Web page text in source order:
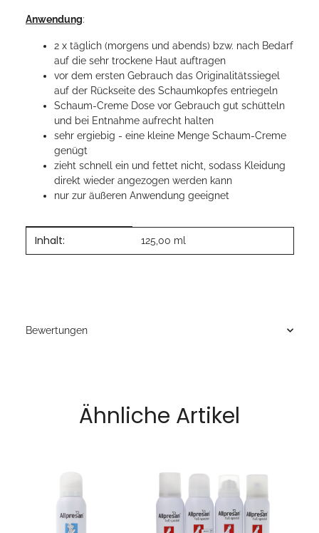
Anwendung:
2 x täglich (morgens und abends) bzw. nach Bedarf
auf die sehr trockene Haut auftragen
vor dem ersten Gebrauch das Originalitätssiegel
auf der Rückseite des Schaumkopfes entriegeln
Schaum-Creme Dose vor Gebrauch gut schütteln
und bei Entnahme aufrecht halten
sehr ergiebig - eine kleine Menge Schaum-Creme
genügt
zieht schnell ein und fettet nicht, sodass Kleidung
direkt wieder angezogen werden kann
nur zur äußeren Anwendung geeignet
Produkteigenschaft
Wert
Inhalt: 125,00 ml
Bewertungen
Ähnliche Artikel